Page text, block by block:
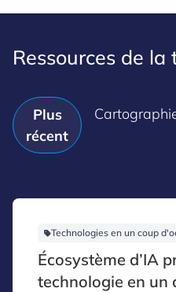
Ressources de
Plus
récent
Technologies en un coup
Écosystème d’IA
technologie en un